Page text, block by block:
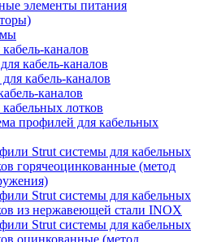
элементы питания
каналов
кабель-каналов
кабель-каналов
каналов
лотков
профилей для кабельных
Strut системы для кабельных
горячеоцинкованные (метод
Strut системы для кабельных
из нержавеющей стали INOX
Strut системы для кабельных
оцинкованные (метод